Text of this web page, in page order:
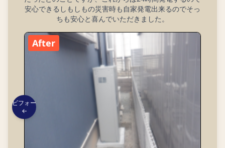
安心できるしもしもの災害時も自家発電出来るのでそっ
ちも安心と喜んでいただきました。
ビフォー
←
After